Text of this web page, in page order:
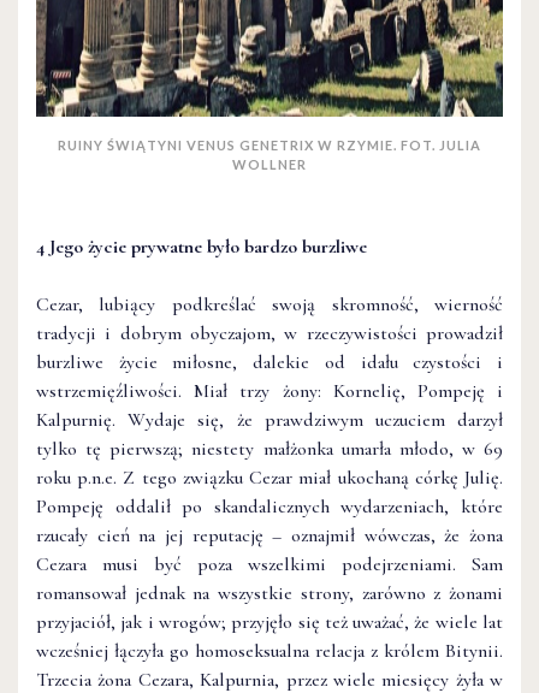
RUINY ŚWIĄTYNI VENUS GENETRIX W RZYMIE. FOT. JULIA
WOLLNER
4 Jego życie prywatne było bardzo burzliwe
Cezar, lubiący podkreślać swoją skromność, wierność
tradycji i dobrym obyczajom, w rzeczywistości prowadził
burzliwe życie miłosne, dalekie od idału czystości i
wstrzemięźliwości. Miał trzy żony: Kornelię, Pompeję i
Kalpurnię. Wydaje się, że prawdziwym uczuciem darzył
tylko tę pierwszą; niestety małżonka umarła młodo, w 69
roku p.n.e. Z tego związku Cezar miał ukochaną córkę Julię.
Pompeję oddalił po skandalicznych wydarzeniach, które
rzucały cień na jej reputację – oznajmił wówczas, że żona
Cezara musi być poza wszelkimi podejrzeniami. Sam
romansował jednak na wszystkie strony, zarówno z żonami
przyjaciół, jak i wrogów; przyjęło się też uważać, że wiele lat
wcześniej łączyła go homoseksualna relacja z królem Bitynii.
Trzecia żona Cezara, Kalpurnia, przez wiele miesięcy żyła w